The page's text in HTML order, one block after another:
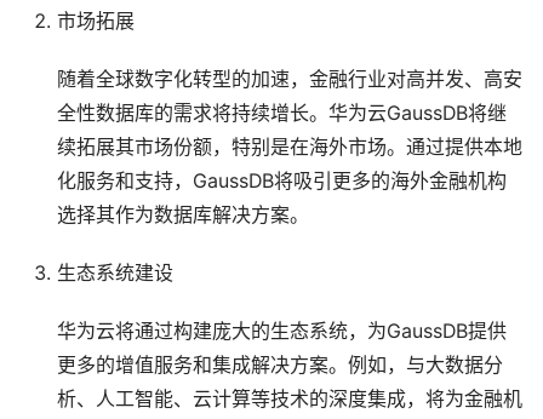
市场拓展
随着全球数字化转型的加速，金融行业对高并发、高安
全性数据库的需求将持续增长。华为云GaussDB将继
续拓展其市场份额，特别是在海外市场。通过提供本地
化服务和支持，GaussDB将吸引更多的海外金融机构
选择其作为数据库解决方案。
生态系统建设
华为云将通过构建庞大的生态系统，为GaussDB提供
更多的增值服务和集成解决方案。例如，与大数据分
析、人工智能、云计算等技术的深度集成，将为金融机